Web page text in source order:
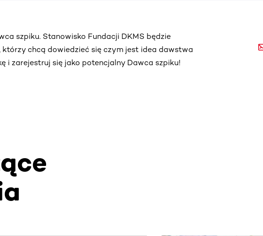
szpiku. Stanowisko Fundacji DKMS będzie
chcą dowiedzieć się czym jest idea dawstwa
i zarejestruj się jako potencjalny Dawca szpiku!